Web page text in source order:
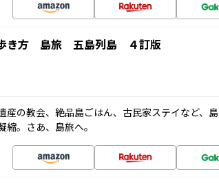
き方 島旅 五島列島 ４訂版
産の教会、絶品島ごはん、古民家ステイなど、
縮。さあ、島旅へ。